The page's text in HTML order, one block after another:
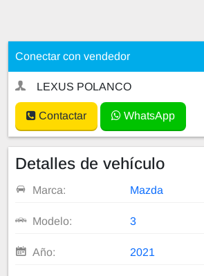
Conectar con vendedor
LEXUS POLANCO
Contactar WhatsApp
Detalles de vehículo
Marca: Mazda
Modelo: 3
Año: 2021